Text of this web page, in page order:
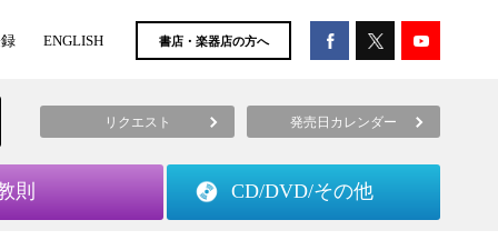
ENGLISH 書店・楽器店の方へ
リクエスト 発売日カレンダー
則 CD/DVD/その他